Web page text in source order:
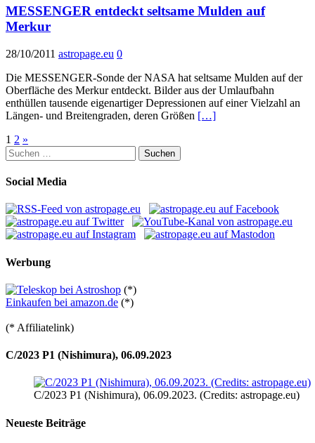
MESSENGER entdeckt seltsame Mulden auf
Merkur
28/10/2011 astropage.eu 0
Die MESSENGER-Sonde der NASA hat seltsame Mulden auf der
Oberfläche des Merkur entdeckt. Bilder aus der Umlaufbahn
enthüllen tausende eigenartiger Depressionen auf einer Vielzahl an
Längen- und Breitengraden, deren Größen […]
Seitennummerierung
der
Beiträge
1 2 »
Suchen
nach:
Social Media
Werbung
(*)
Einkaufen bei amazon.de (*)
(* Affiliatelink)
C/2023 P1 (Nishimura), 06.09.2023
C/2023 P1 (Nishimura), 06.09.2023. (Credits: astropage.eu)
Neueste Beiträge